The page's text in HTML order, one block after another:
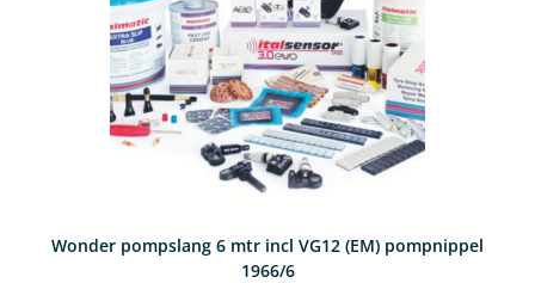
Wonder pompslang 6 mtr incl VG12 (EM) pompnippel
1966/6